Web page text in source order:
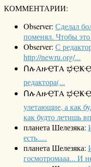
КОММЕНТАРИИ:
Observer: Сделал
поменял. Чтобы это
Observer: С
http://newru.org/...
ՈሉΑዙҾΤΑ
редактора(...
ՈሉΑዙҾΤΑ
улетающие, а как
как будто летишь
планета Шелезяка:
есть.....
планета Шелезяка:
госмотромааа... И